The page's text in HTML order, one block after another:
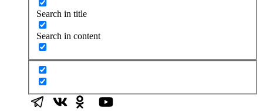
Search in title
Search in content